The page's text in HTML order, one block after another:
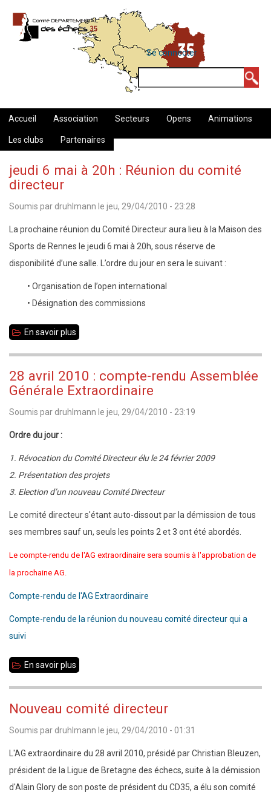
contenu
MENU
DU
COMPTE
DE
Se connecter
Accueil Association Secteurs Opens Animations
Les clubs Partenaires
jeudi 6 mai à 20h : Réunion du comité
directeur
Soumis par druhlmann le jeu, 29/04/2010 - 23:28
La prochaine réunion du Comité Directeur aura lieu à la Maison des
Sports de Rennes le jeudi 6 mai à 20h, sous réserve de
disponibilité d’une salle. L’ordre du jour en sera le suivant :
• Organisation de l’open international
• Désignation des commissions
En savoir plus
mai
20h
28 avril 2010 : compte-rendu Assemblée
Générale Extraordinaire
Soumis par druhlmann le jeu, 29/04/2010 - 23:19
Ordre du jour :
1. Révocation du Comité Directeur élu le 24 février 2009
2. Présentation des projets
3. Election d’un nouveau Comité Directeur
Le comité directeur s'étant auto-dissout par la démission de tous
ses membres sauf un, seuls les points 2 et 3 ont été abordés.
Le compte-rendu de l'AG extraordinaire sera soumis à l'approbation de
la prochaine AG.
Compte-rendu de l'AG Extraordinaire
Compte-rendu de la réunion du nouveau comité directeur qui a
suivi
En savoir plus
2010
:
compte-
rendu
Assemblée
Nouveau comité directeur
Soumis par druhlmann le jeu, 29/04/2010 - 01:31
L'AG extraordinaire du 28 avril 2010, présidé par Christian Bleuzen,
président de la Ligue de Bretagne des échecs, suite à la démission
d'Alain Glory de son poste de président du CD35, a élu son comité